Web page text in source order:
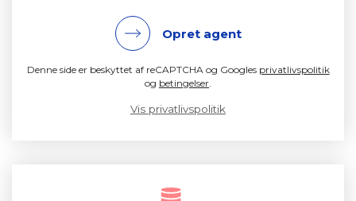
Opret agent
Denne side er beskyttet af reCAPTCHA og Googles privatlivspolitik
og betingelser.
Vis privatlivspolitik